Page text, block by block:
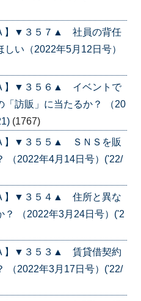
Ａ】▼３５７▲ 社員の背任
い（2022年5月12日号）
Ａ】▼３５６▲ イベントで
「訪販」に当たるか？ （20
(1767)
Ａ】▼３５５▲ ＳＮＳを販
（2022年4月14日号）('22/
Ａ】▼３５４▲ 住所と異な
？ （2022年3月24日号）('2
Ａ】▼３５３▲ 賃貸借契約
（2022年3月17日号）('22/